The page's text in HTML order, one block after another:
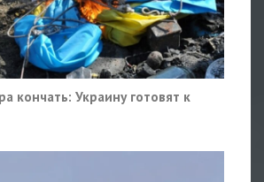
кончать: Украину готовят к